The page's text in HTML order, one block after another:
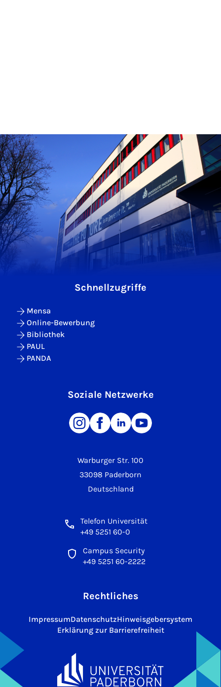
Warburger Str. 100
33098 Paderborn
Deutschland
Telefon Universität
+49 5251 60-0
Campus Security
+49 5251 60-2222
Schnellzugriffe
Mensa
Online-Bewerbung
Bibliothek
PAUL
PANDA
Soziale Netzwerke
Rechtliches
ImpressumDatenschutzHinweisgebersystem
Erklärung zur Barrierefreiheit